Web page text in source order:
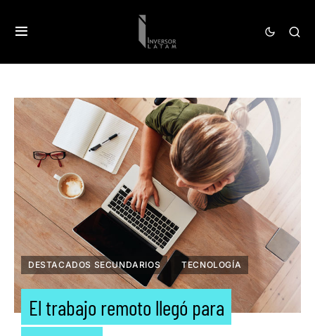
DESTACADOS SECUNDARIOS TECNOLOGÍA
El trabajo remoto llegó para